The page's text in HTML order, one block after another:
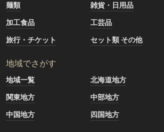
麺類
雑貨・日用品
加工食品
工芸品
旅行・チケット
セット類 その他
地域でさがす
地域一覧 北海道地方
関東地方
中部地方
中国地方
四国地方